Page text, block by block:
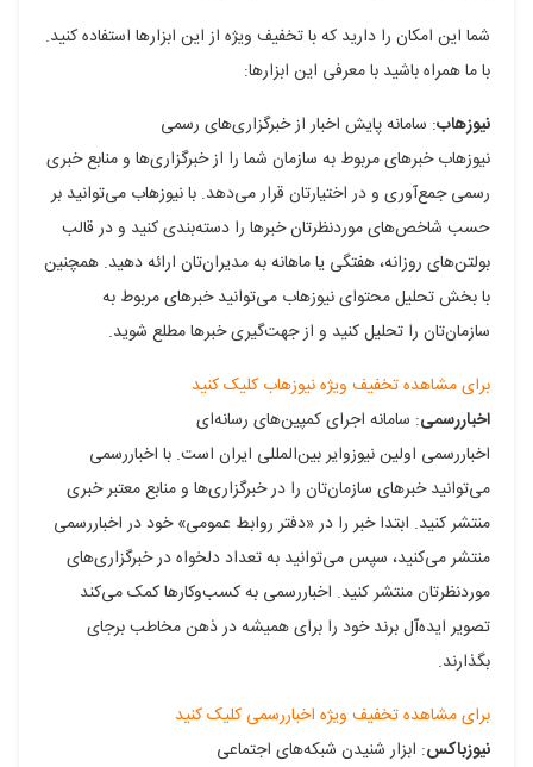
شما این امکان را دارید که با تخفیف ویژه از این ابزارها استفاده کنید.
با ما همراه باشید با معرفی این ابزارها:
نیوزهاب: سامانه پایش اخبار از خبرگزاری‌های رسمی
نیوزهاب خبرهای مربوط به سازمان شما را از خبرگزاری‌ها و منابع خبری
رسمی جمع‌آوری و در اختیارتان قرار می‌دهد. با نیوزهاب می‌توانید بر
حسب شاخص‌های موردنظرتان خبرها را دسته‌بندی کنید و در قالب
بولتن‌های روزانه، هفتگی یا ماهانه به مدیران‌تان ارائه دهید. همچنین
با بخش تحلیل محتوای نیوزهاب می‌توانید خبرهای مربوط به
سازمان‌تان را تحلیل کنید و از جهت‌گیری خبرها مطلع شوید.
برای مشاهده تخفیف ویژه نیوزهاب کلیک کنید
اخباررسمی: سامانه اجرای کمپین‌های رسانه‌ای
اخباررسمی اولین نیوزوایر بین‌المللی ایران است. با اخباررسمی
می‌توانید خبرهای سازمان‌تان را در خبرگزاری‌ها و منابع معتبر خبری
منتشر کنید. ابتدا خبر را در «دفتر روابط عمومی» خود در اخباررسمی
منتشر می‌کنید، سپس می‌توانید به تعداد دلخواه در خبرگزاری‌های
موردنظرتان منتشر کنید. اخباررسمی به کسب‌وکارها کمک می‌کند
تصویر ایده‌آل برند خود را برای همیشه در ذهن مخاطب برجای
بگذارند.
برای مشاهده تخفیف ویژه اخباررسمی کلیک کنید
نیوزباکس: ابزار شنیدن شبکه‌های اجتماعی